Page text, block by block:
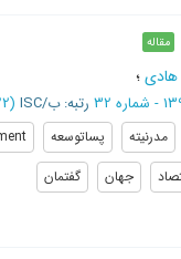
مقاله
؛
رتبه: ب/ISC (‎22 صفحه -
مدرنیته پساتوسعه
جهان گفتمان